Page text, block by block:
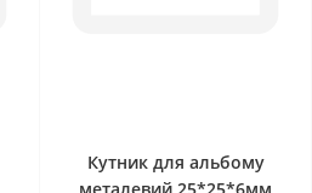
Кутник для альбому